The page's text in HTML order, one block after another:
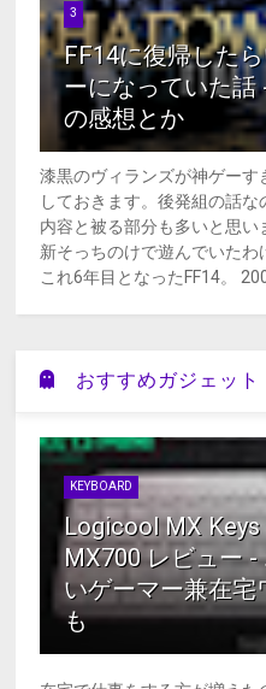
3
FF14に復帰した
ーになっていた
の感想とか
漆黒のヴィランズが神ゲー
しておきます。後発組の話
内容と被る部分も多いと思
新そっちのけで遊んでいた
これ6年目となったFF14。
おすすめガジェット
KEYBOARD
Logicool MX
MX700 レビュー
いゲーマー兼在
も